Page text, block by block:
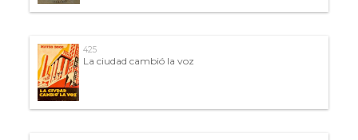
425
La ciudad cambió la voz